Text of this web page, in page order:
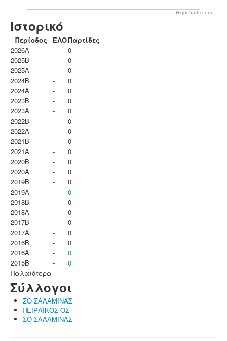
Highcharts.com
Ιστορικό
Περίοδος ΕΛΟΠαρτίδες
2026A
-
0
2025B
-
0
2025A
-
0
2024B
-
0
2024A
-
0
2023B
-
0
2023Α
-
0
2022B
-
0
2022A
-
0
2021B
-
0
2021A
-
0
2020B
-
0
2020A
-
0
2019B
-
0
2019A
-
0
2018B
-
0
2018A
-
0
2017B
-
0
2017A
-
0
2016B
-
0
2016A
-
0
2015B
-
0
Παλαιότερα
-
Σύλλογοι
ΣΟ ΣΑΛΑΜΙΝΑΣ
ΠΕΙΡΑΙΚΟΣ ΟΣ
ΣΟ ΣΑΛΑΜΙΝΑΣ